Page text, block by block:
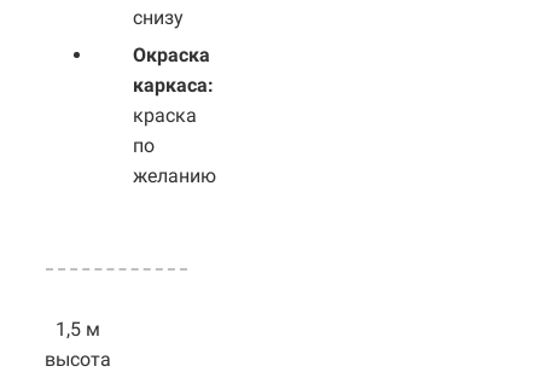
снизу
Окраска
каркаса:
краска
по
желанию
1,5 м
высота